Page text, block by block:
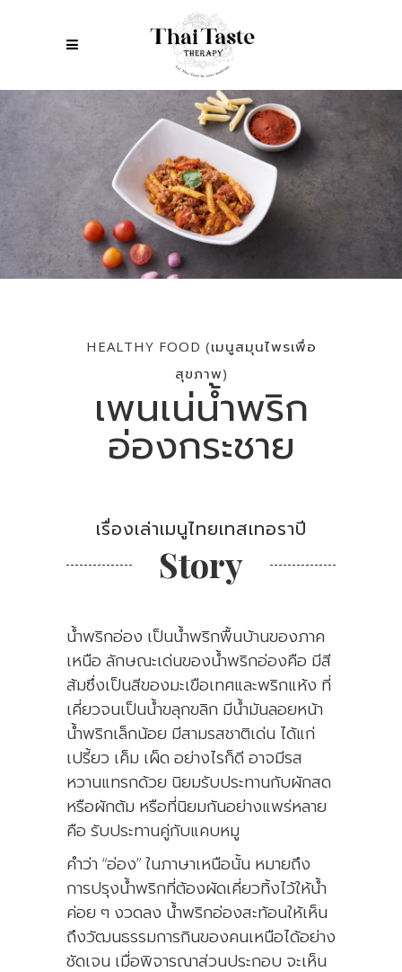
HEALTHY FOOD (เมนูสมุนไพรเพื่อ
สุขภาพ)
เพนเน่น้ำพริก
อ่องกระชาย
เรื่องเล่าเมนูไทยเทสเทอราปี
Story
น้ำพริกอ่อง เป็นน้ำพริกพื้นบ้านของภาค
เหนือ ลักษณะเด่นของน้ำพริกอ่องคือ มีสี
ส้มซึ่งเป็นสีของมะเขือเทศและพริกแห้ง ที่
เคี่ยวจนเป็นน้ำขลุกขลิก มีน้ำมันลอยหน้า
น้ำพริกเล็กน้อย มีสามรสชาติเด่น ได้แก่
เปรี้ยว เค็ม เผ็ด อย่างไรก็ดี อาจมีรส
หวานแทรกด้วย นิยมรับประทานกับผักสด
หรือผักต้ม หรือที่นิยมกันอย่างแพร่หลาย
คือ รับประทานคู่กับแคบหมู
คำว่า “อ่อง” ในภาษาเหนือนั้น หมายถึง
การปรุงน้ำพริกที่ต้องผัดเคี่ยวทิ้งไว้ให้น้ำ
ค่อย ๆ งวดลง น้ำพริกอ่องสะท้อนให้เห็น
ถึงวัฒนธรรมการกินของคนเหนือได้อย่าง
ชัดเจน เมื่อพิจารณาส่วนประกอบ จะเห็น